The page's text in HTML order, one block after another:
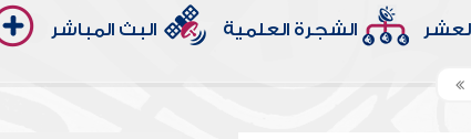
الشجرة العلمية البث المباشر